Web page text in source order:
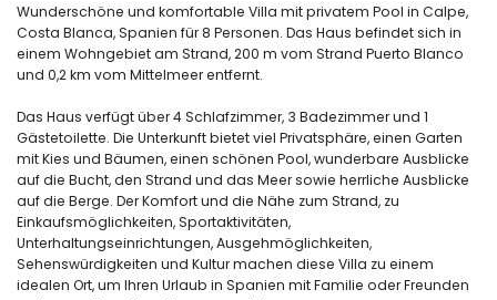
Wunderschöne und komfortable Villa mit privatem Pool in Calpe,
Costa Blanca, Spanien für 8 Personen. Das Haus befindet sich in
einem Wohngebiet am Strand, 200 m vom Strand Puerto Blanco
und 0,2 km vom Mittelmeer entfernt.
Das Haus verfügt über 4 Schlafzimmer, 3 Badezimmer und 1
Gästetoilette. Die Unterkunft bietet viel Privatsphäre, einen Garten
mit Kies und Bäumen, einen schönen Pool, wunderbare Ausblicke
auf die Bucht, den Strand und das Meer sowie herrliche Ausblicke
auf die Berge. Der Komfort und die Nähe zum Strand, zu
Einkaufsmöglichkeiten, Sportaktivitäten,
Unterhaltungseinrichtungen, Ausgehmöglichkeiten,
Sehenswürdigkeiten und Kultur machen diese Villa zu einem
idealen Ort, um Ihren Urlaub in Spanien mit Familie oder Freunden